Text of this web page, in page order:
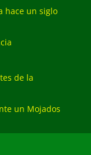
hace un siglo
de la
un Mojados